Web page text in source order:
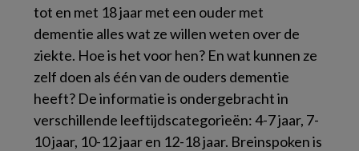
tot en met 18 jaar met een ouder met
dementie alles wat ze willen weten over de
ziekte. Hoe is het voor hen? En wat kunnen ze
zelf doen als één van de ouders dementie
heeft? De informatie is ondergebracht in
verschillende leeftijdscategorieën: 4-7 jaar, 7-
10 jaar, 10-12 jaar en 12-18 jaar. Breinspokenis